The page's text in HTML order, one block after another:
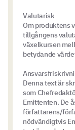
Valutarisk
Om produktens
tillgångens
växelkursen
betydande
Denna text är
som
Emittenten. De
författarens/
nödvändigtvis